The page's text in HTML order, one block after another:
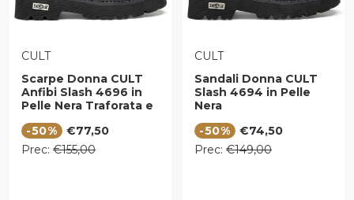
VENDITORE:
CULT
Scarpe Donna CULT
Anfibi Slash 4696 in
Pelle Nera Traforata e
Borchie
-50%
Prezzo di vendita
€77,50
Prezzo regolare
Prec: €155,00
VENDITORE:
CULT
Sandali Donna CULT
Slash 4694 in Pelle
Nera
-50%
Prezzo di vendita
€74,50
Prezzo regolare
Prec: €149,00